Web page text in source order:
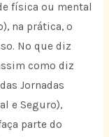
física ou mental
na prática, o
No que diz
como diz
Jornadas
e Seguro),
parte do